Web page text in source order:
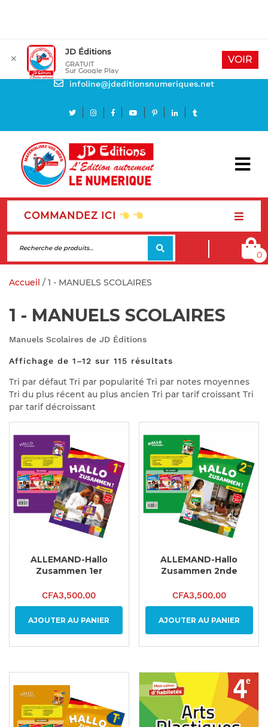
Besoin d'aide
infoline@jdeditionsnumeriques.net
COMMANDEZ ICI
0
Accueil / 1 - MANUELS SCOLAIRES
1 - MANUELS SCOLAIRES
Manuels Scolaires de JD Éditions
Affichage de 1–12 sur 115 résultats
Tri par défaut Tri par popularité Tri par notes moyennes
Tri du plus récent au plus ancien Tri par tarif croissant Tri
par tarif décroissant
ALLEMAND-Hallo
Zusammen 1er
CFA3,500.00
AJOUTER AU PANIER
ALLEMAND-Hallo
Zusammen 2nde
CFA3,500.00
AJOUTER AU PANIER
✕
JD Éditions
GRATUIT
Sur Google Play
VOIR